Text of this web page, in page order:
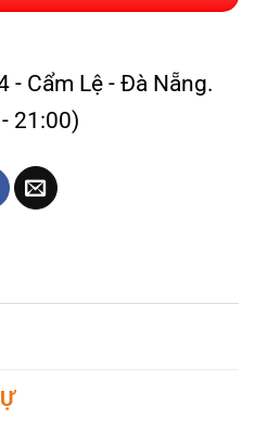
Cẩm Lệ - Đà Nẵng.
21:00)